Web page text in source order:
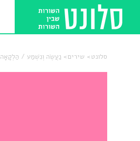
סלונט שירים נַעֲשֶׂה וְנִשְׁמַע / הַלְקָאָה